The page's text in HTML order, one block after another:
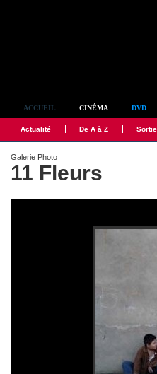
ACCUEIL CINÉMA DVD
Actualité De A à Z
Galerie Photo
11 Fleurs